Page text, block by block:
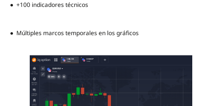
● +100 indicadores técnicos
● Múltiples marcos temporales en los gráficos